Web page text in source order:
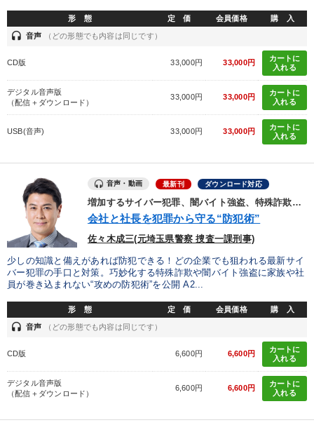
ブランディング 会長 賃金制度
※「更新」を押すと「テーマ」「キーワード」を更新いただけます。
refresh 更新する
カテゴリー
組織と人を動かすマネジメント力を磨く 大竹愼一書籍
全国経営者セミナー収録〈売れ筋・人気ランキング〉＆新刊・好
評講話
「儲けの本質」を突く
【最新刊】時代を超える経営150の言葉＋社長のスピーチ・話材
後継社長・アトツギ
【最新刊】精神科医・和田秀樹の「老いない力」＋健康な社長と
形 態 定 価 会員価格 購 入
headset 音声 （どの形態でも内容は同じです）
CD版 33,000円 33,000円
カートに
入れる
デジタル音声版
（配信＋ダウンロード）
33,000円 33,000円
カートに
入れる
USB(音声) 33,000円 33,000円
カートに
入れる
音声・動画 最新刊 ダウンロード対応
増加するサイバー犯罪、闇バイト強盗、特殊詐欺…
会社と社長を犯罪から守る“防犯術”
佐々木成三(元埼玉県警察 捜査一課刑事)
少しの知識と備えがあれば防犯できる！どの企業でも狙われる最新サイ
バー犯罪の手口と対策。巧妙化する特殊詐欺や闇バイト強盗に家族や社
員が巻き込まれない“攻めの防犯術”を公開 A2...
形 態 定 価 会員価格 購 入
headset 音声 （どの形態でも内容は同じです）
CD版 6,600円 6,600円
カートに
入れる
デジタル音声版
（配信＋ダウンロード）
6,600円 6,600円
カートに
入れる